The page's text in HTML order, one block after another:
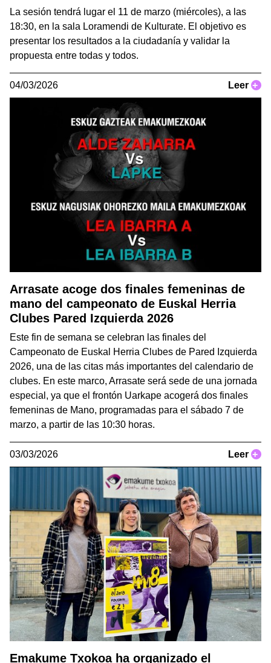
La sesión tendrá lugar el 11 de marzo (miércoles), a las
18:30, en la sala Loramendi de Kulturate. El objetivo es
presentar los resultados a la ciudadanía y validar la
propuesta entre todas y todos.
04/03/2026 Leer +
Arrasate acoge dos finales femeninas de
mano del campeonato de Euskal Herria
Clubes Pared Izquierda 2026
Este fin de semana se celebran las finales del
Campeonato de Euskal Herria Clubes de Pared Izquierda
2026, una de las citas más importantes del calendario de
clubes. En este marco, Arrasate será sede de una jornada
especial, ya que el frontón Uarkape acogerá dos finales
femeninas de Mano, programadas para el sábado 7 de
marzo, a partir de las 10:30 horas.
03/03/2026 Leer +
Emakume Txokoa ha organizado el